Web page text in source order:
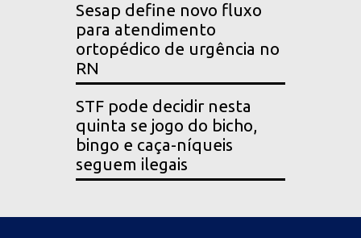
Sesap define novo fluxo
para atendimento
ortopédico de urgência no
RN
STF pode decidir nesta
quinta se jogo do bicho,
bingo e caça-níqueis
seguem ilegais